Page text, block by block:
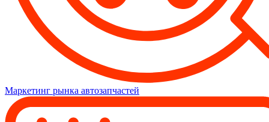
Маркетинг рынка автозапчастей